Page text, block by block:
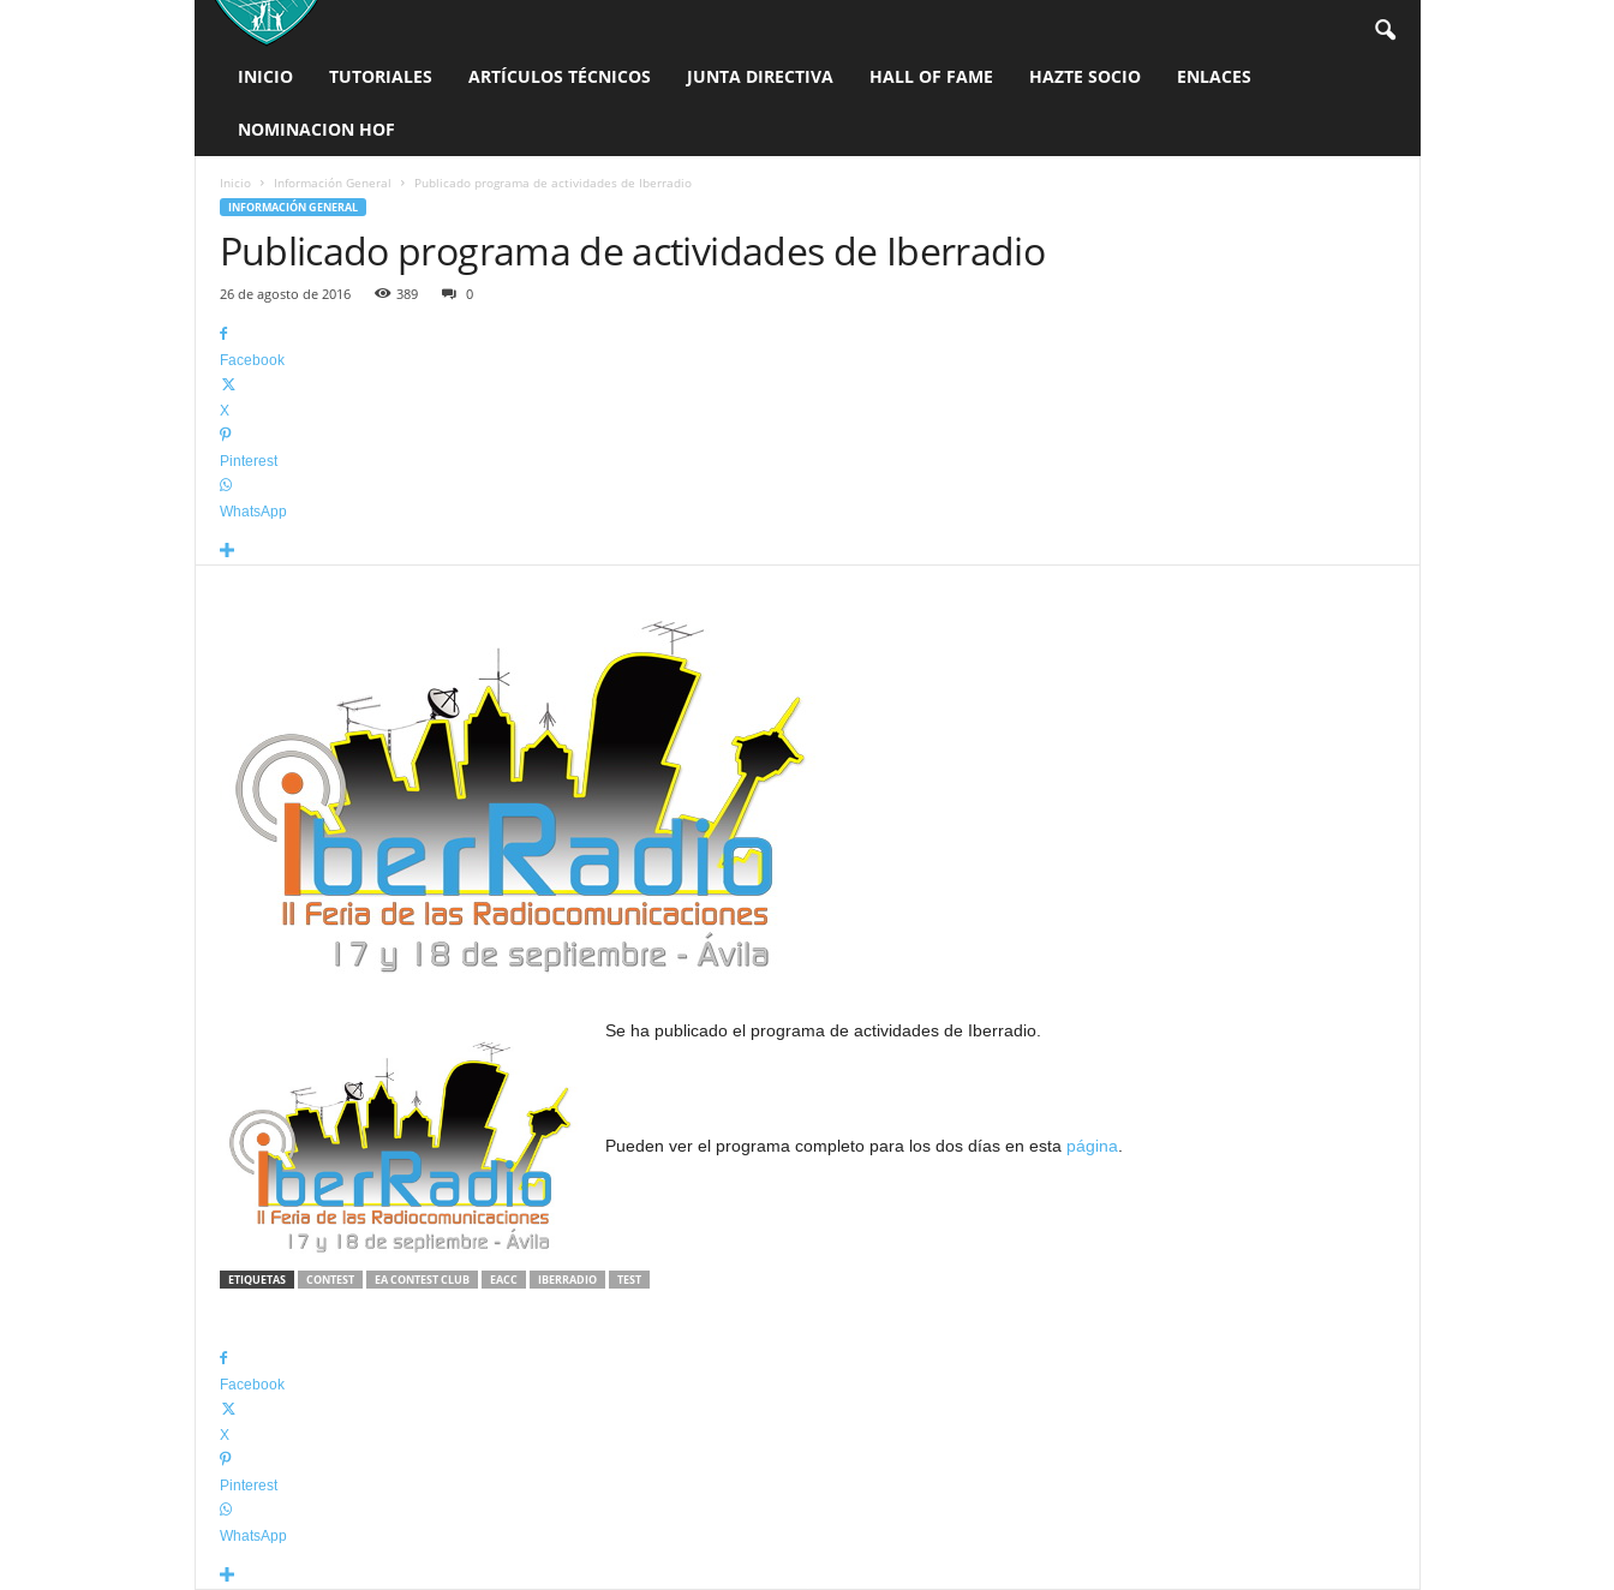
INICIO TUTORIALES ARTÍCULOS TÉCNICOS JUNTA DIRECTIVA HALL OF FAME HAZTE SOCIO ENLACES
NOMINACION HOF
Inicio Información General Publicado programa de actividades de Iberradio
INFORMACIÓN GENERAL
Publicado programa de actividades de Iberradio
26 de agosto de 2016 389 0
Facebook
X
Pinterest
WhatsApp
Se ha publicado el programa de actividades de Iberradio.
Pueden ver el programa completo para los dos días en esta página
ETIQUETAS CONTEST EA CONTEST CLUB EACC IBERRADIO TEST
Facebook
X
Pinterest
WhatsApp